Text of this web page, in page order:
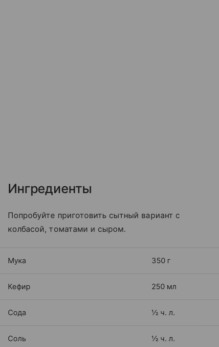
Ингредиенты
Попробуйте приготовить сытный вариант с
колбасой, томатами и сыром.
Мука 350 г
Кефир 250 мл
Сода ½ ч. л.
Соль ½ ч. л.